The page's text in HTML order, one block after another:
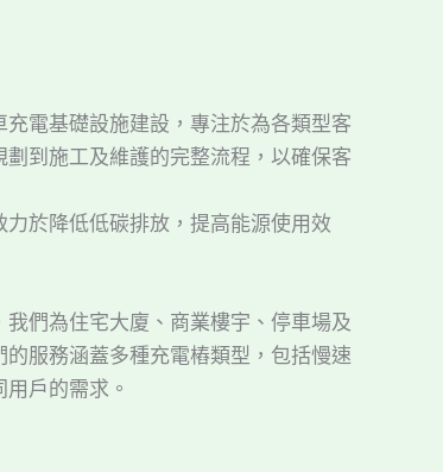
電基礎設施建設，專注於為各類型客
到施工及維護的完整流程，以確保客
於降低低碳排放，提高能源使用效
們為住宅大廈、商業樓宇、停車場及
服務涵蓋多種充電樁類型，包括慢速
戶的需求。